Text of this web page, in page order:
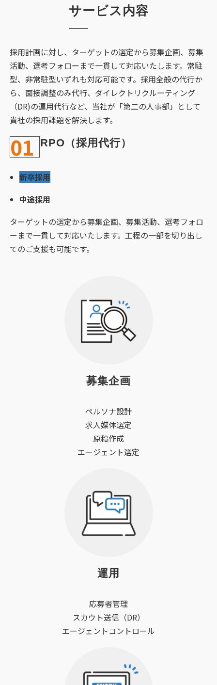
サービス内容
採用計画に対し、ターゲットの選定から募集企画、募集
活動、選考フォローまで一貫して対応いたします。常駐
型、非常駐型いずれも対応可能です。採用全般の代行か
ら、面接調整のみ代行、ダイレクトリクルーティング
（DR)の運用代行など、当社が「第二の人事部」として
貴社の採用課題を解決します。
01 RPO（採用代行）
新卒採用
中途採用
ターゲットの選定から募集企画、募集活動、選考フォロ
ーまで一貫して対応いたします。工程の一部を切り出し
てのご支援も可能です。
募集企画
ペルソナ設計
求人媒体選定
原稿作成
エージェント選定
運用
応募者管理
スカウト送信（DR）
エージェントコントロール